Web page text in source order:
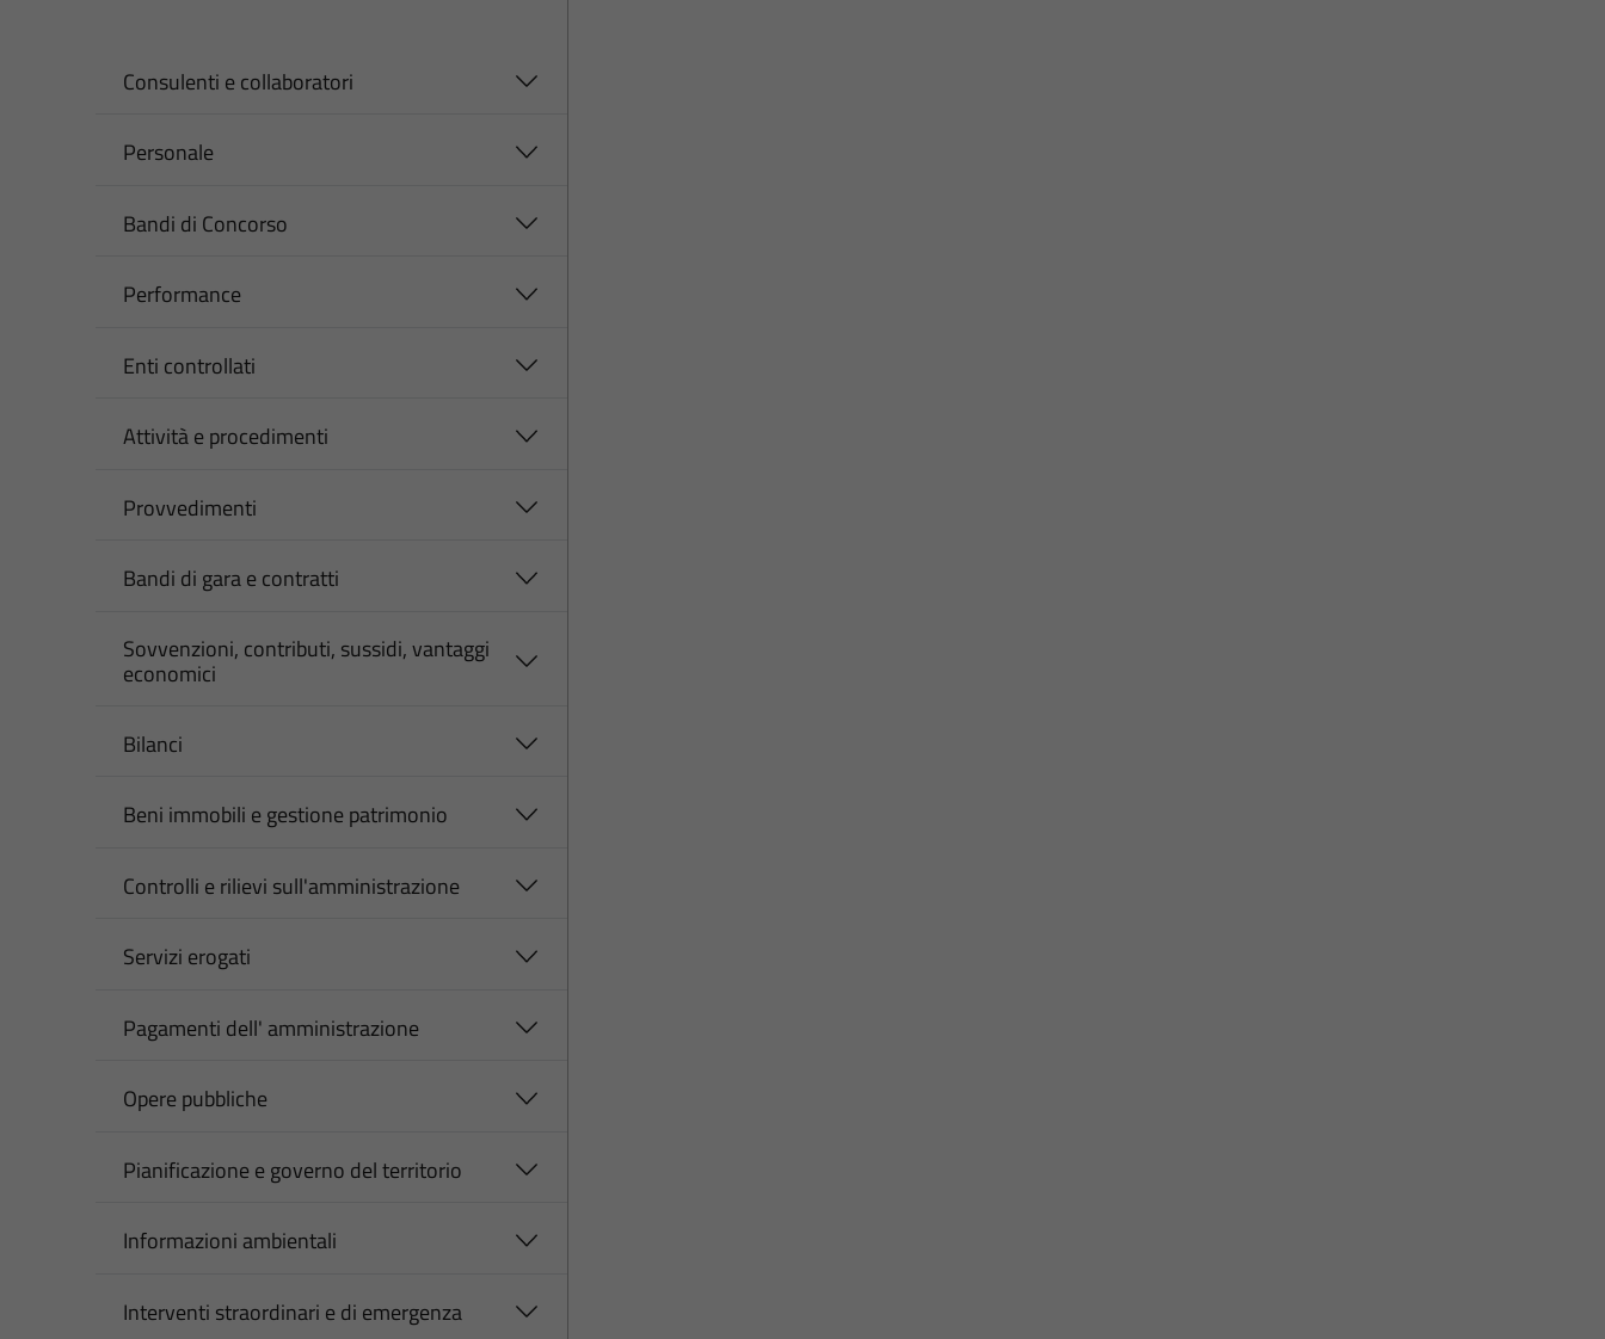
Consulenti e collaboratori
Personale
Bandi di Concorso
Performance
Enti controllati
Attività e procedimenti
Provvedimenti
Bandi di gara e contratti
Sovvenzioni, contributi, sussidi, vantaggi
economici
Bilanci
Beni immobili e gestione patrimonio
Controlli e rilievi sull'amministrazione
Servizi erogati
Pagamenti dell' amministrazione
Opere pubbliche
Pianificazione e governo del territorio
Informazioni ambientali
Interventi straordinari e di emergenza